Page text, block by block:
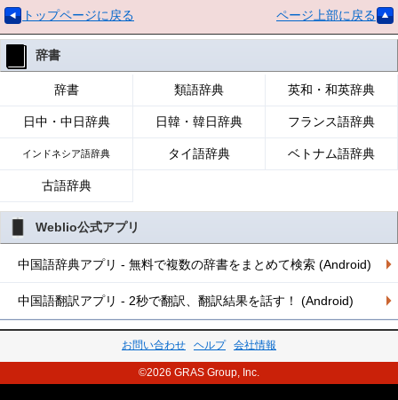
トップページに戻る ページ上部に戻る
辞書
辞書 類語辞典 英和・和英辞典
日中・中日辞典 日韓・韓日辞典 フランス語辞典
インドネシア語辞典 タイ語辞典 ベトナム語辞典
古語辞典
Weblio公式アプリ
中国語辞典アプリ - 無料で複数の辞書をまとめて検索 (Android)
中国語翻訳アプリ - 2秒で翻訳、翻訳結果を話す！ (Android)
お問い合わせ ヘルプ 会社情報
©2026 GRAS Group, Inc.